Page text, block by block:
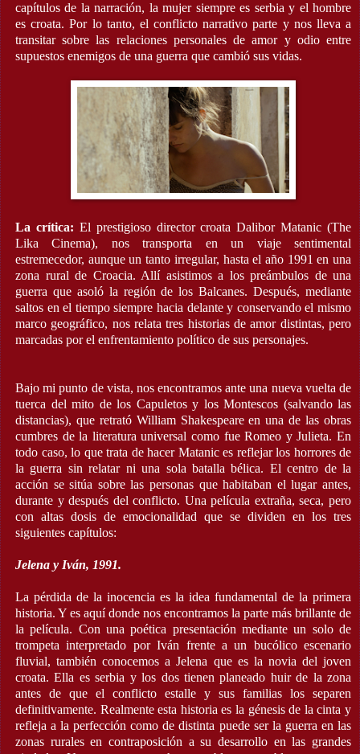
capítulos de la narración, la mujer siempre es serbia y el hombre
es croata. Por lo tanto, el conflicto narrativo parte y nos lleva a
transitar sobre las relaciones personales de amor y odio entre
supuestos enemigos de una guerra que cambió sus vidas.
La crítica: El prestigioso director croata Dalibor Matanic (The
Lika Cinema), nos transporta en un viaje sentimental
estremecedor, aunque un tanto irregular, hasta el año 1991 en una
zona rural de Croacia. Allí asistimos a los preámbulos de una
guerra que asoló la región de los Balcanes. Después, mediante
saltos en el tiempo siempre hacia delante y conservando el mismo
marco geográfico, nos relata tres historias de amor distintas, pero
marcadas por el enfrentamiento político de sus personajes.
Bajo mi punto de vista, nos encontramos ante una nueva vuelta de
tuerca del mito de los Capuletos y los Montescos (salvando las
distancias), que retrató William Shakespeare en una de las obras
cumbres de la literatura universal como fue Romeo y Julieta. En
todo caso, lo que trata de hacer Matanic es reflejar los horrores de
la guerra sin relatar ni una sola batalla bélica. El centro de la
acción se sitúa sobre las personas que habitaban el lugar antes,
durante y después del conflicto. Una película extraña, seca, pero
con altas dosis de emocionalidad que se dividen en los tres
siguientes capítulos:
Jelena y Iván, 1991.
La pérdida de la inocencia es la idea fundamental de la primera
historia. Y es aquí donde nos encontramos la parte más brillante de
la película. Con una poética presentación mediante un solo de
trompeta interpretado por Iván frente a un bucólico escenario
fluvial, también conocemos a Jelena que es la novia del joven
croata. Ella es serbia y los dos tienen planeado huir de la zona
antes de que el conflicto estalle y sus familias los separen
definitivamente. Realmente esta historia es la génesis de la cinta y
refleja a la perfección como de distinta puede ser la guerra en las
zonas rurales en contraposición a su desarrollo en las grandes